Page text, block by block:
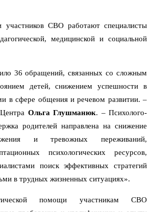
СВО работают специалисты
медицинской и социальной
36 обращений, связанных со сложным
детей, снижением успешности в
в сфере общения и речевом развитии. –
Ольга Глушманюк. – Психолого-
родителей направлена на снижение
и тревожных переживаний,
психологических ресурсов,
поиск эффективных стратегий
в трудных жизненных ситуациях».
помощи участникам СВО